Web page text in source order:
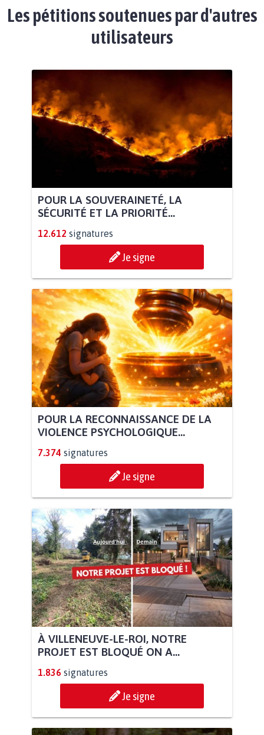
Les pétitions soutenues par d'autres
utilisateurs
POUR LA SOUVERAINETÉ, LA
SÉCURITÉ ET LA PRIORITÉ...
12.612 signatures
Je signe
POUR LA RECONNAISSANCE DE LA
VIOLENCE PSYCHOLOGIQUE...
7.374 signatures
Je signe
À VILLENEUVE-LE-ROI, NOTRE
PROJET EST BLOQUÉ ON A...
1.836 signatures
Je signe